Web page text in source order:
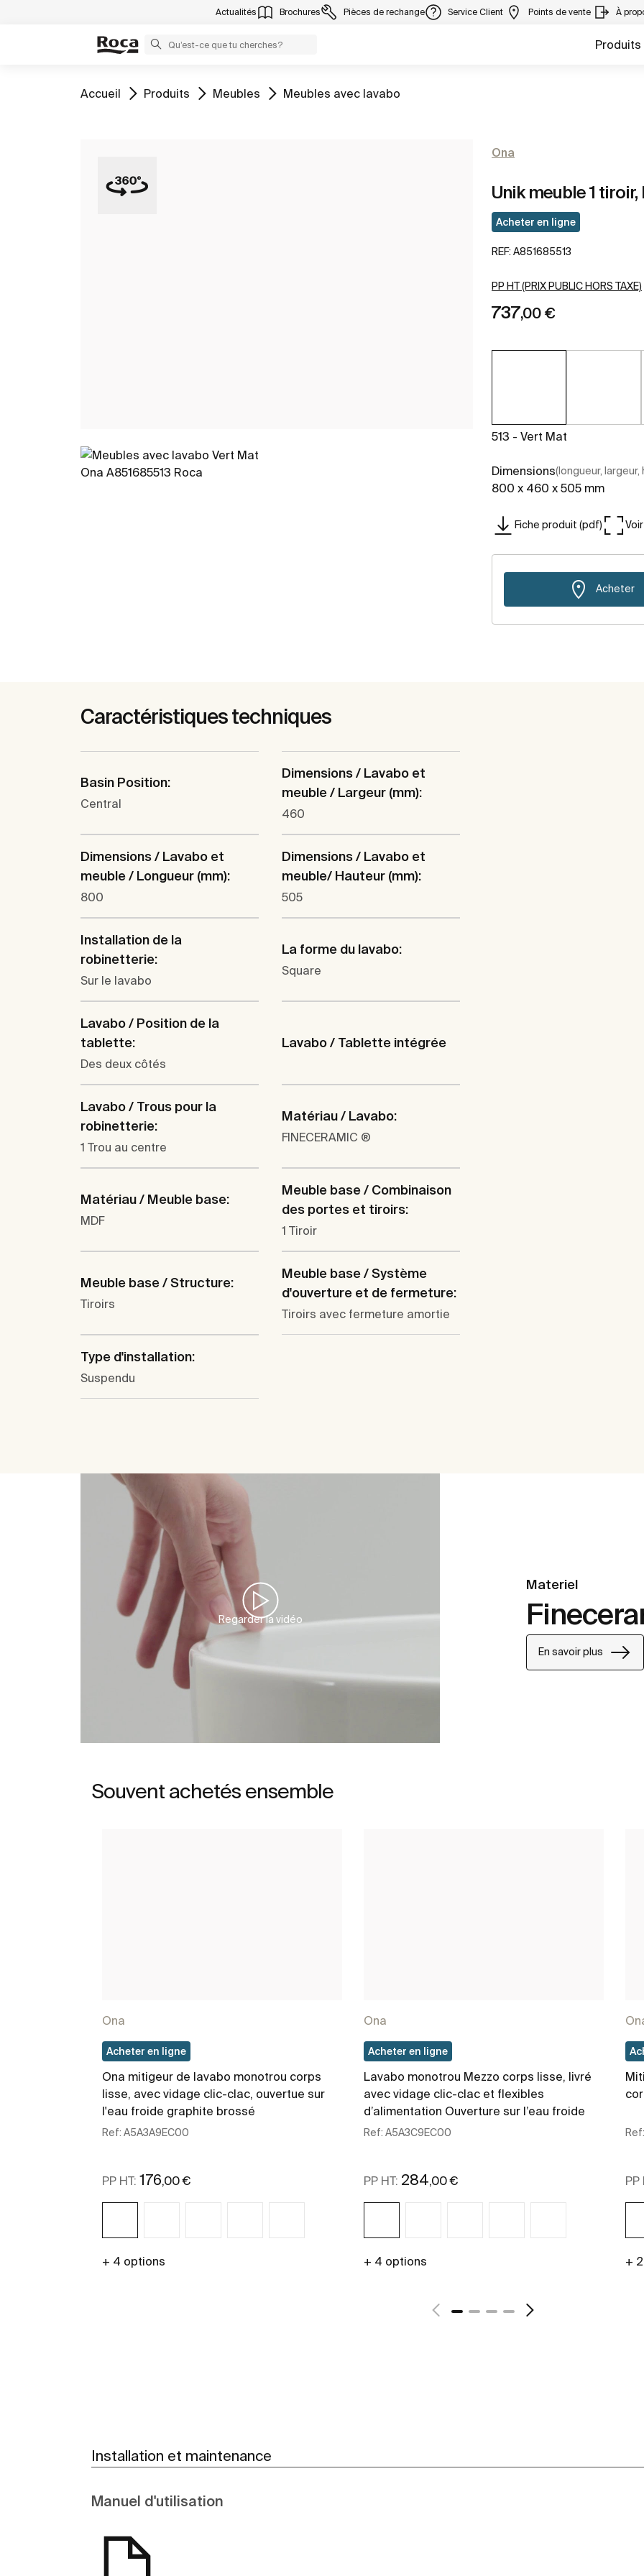
Actualités Brochures Pièces de rechange Service Client Points de vente À
Produits
Aller à
Accueil Aller à
Produits Aller à
Meubles Aller à
Meubles avec lavabo
Ona
Unik meuble 1
Acheter en ligne
REF: A851685513
PP HT (PRIX PUBLIC HORS TAXE)
737,00 €
513 - Vert Mat
Dimensions(longueur, largeur,
800 x 460 x 505 mm
Fiche produit (pdf)
Acheter
Caractéristiques techniques
Basin Position:
Central
Dimensions / Lavabo et
meuble / Largeur (mm):
460
Dimensions / Lavabo et
meuble / Longueur (mm):
800
Dimensions / Lavabo et
meuble/ Hauteur (mm):
505
Installation de la
robinetterie:
Sur le lavabo
La forme du lavabo:
Square
Lavabo / Position de la
tablette:
Des deux côtés
Lavabo / Tablette intégrée
Lavabo / Trous pour la
robinetterie:
1 Trou au centre
Matériau / Lavabo:
FINECERAMIC ®
Matériau / Meuble base:
MDF
Meuble base / Combinaison
des portes et tiroirs:
1 Tiroir
Meuble base / Structure:
Tiroirs
Meuble base / Système
d'ouverture et de fermeture:
Tiroirs avec fermeture amortie
Type d'installation:
Suspendu
Regarder la vidéo
Materiel
En savoir plus
Souvent achetés ensemble
Ona
Acheter en ligne
Ona mitigeur de lavabo monotrou corps
lisse, avec vidage clic-clac, ouvertue sur
l'eau froide graphite brossé
Ref: A5A3A9EC00
PP HT: 176,00 €
+ 4 options
Ona
Acheter en ligne
Lavabo monotrou Mezzo corps lisse, livré
avec vidage clic-clac et flexibles
d’alimentation Ouverture sur l’eau froide
Ref: A5A3C9EC00
PP HT: 284,00 €
+ 4 options
Ref:
PP
+
Installation et maintenance
Manuel d'utilisation